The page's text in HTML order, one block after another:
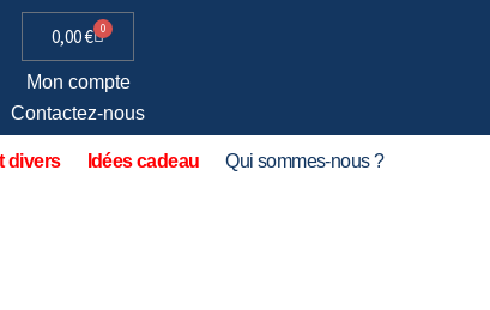
0,00€ 0
Mon compte
Contactez-nous
divers Idées cadeau Qui sommes-nous ?